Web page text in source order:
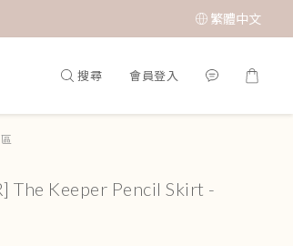
繁體中文
搜尋 會員登入
The Keeper Pencil Skirt -